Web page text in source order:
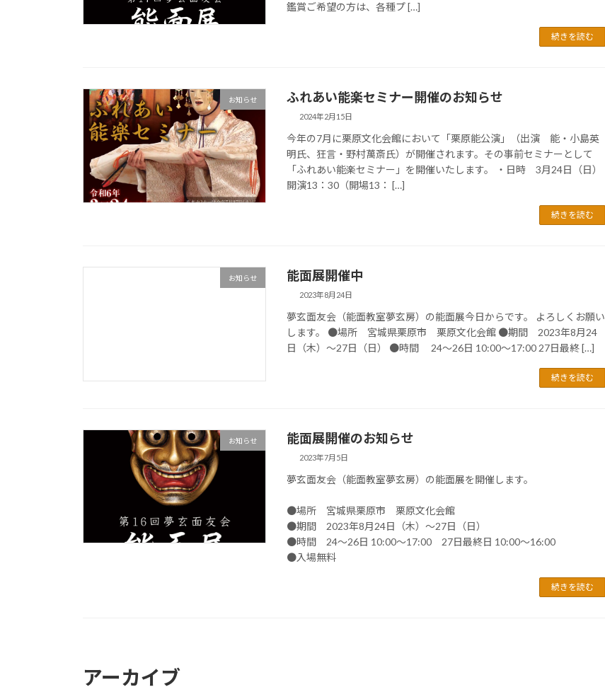
鑑賞ご希望の方は、各種プ […]
続きを読む
お知らせ ふれあい能楽セミナー開催のお知らせ
2024年2月15日
今年の7月に栗原文化会館において「栗原能公演」（出演 能・小島英
明氏、狂言・野村萬斎氏）が開催されます。その事前セミナーとして
「ふれあい能楽セミナー」を開催いたします。 ・日時 3月24日（日）
開演13：30（開場13： […]
続きを読む
お知らせ 能面展開催中
2023年8月24日
夢玄面友会（能面教室夢玄房）の能面展今日からです。 よろしくお願い
します。 ●場所 宮城県栗原市 栗原文化会館 ●期間 2023年8月24
日（木）〜27日（日） ●時間 24～26日 10:00〜17:00 27日最終 […]
続きを読む
お知らせ 能面展開催のお知らせ
2023年7月5日
夢玄面友会（能面教室夢玄房）の能面展を開催します。
●場所 宮城県栗原市 栗原文化会館
●期間 2023年8月24日（木）〜27日（日）
●時間 24～26日 10:00〜17:00 27日最終日 10:00〜16:00
●入場無料
続きを読む
アーカイブ